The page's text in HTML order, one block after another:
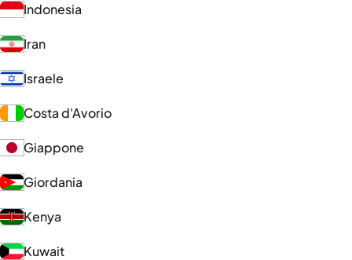
Indonesia
Iran
Israele
Costa d'Avorio
Giappone
Giordania
Kenya
Kuwait